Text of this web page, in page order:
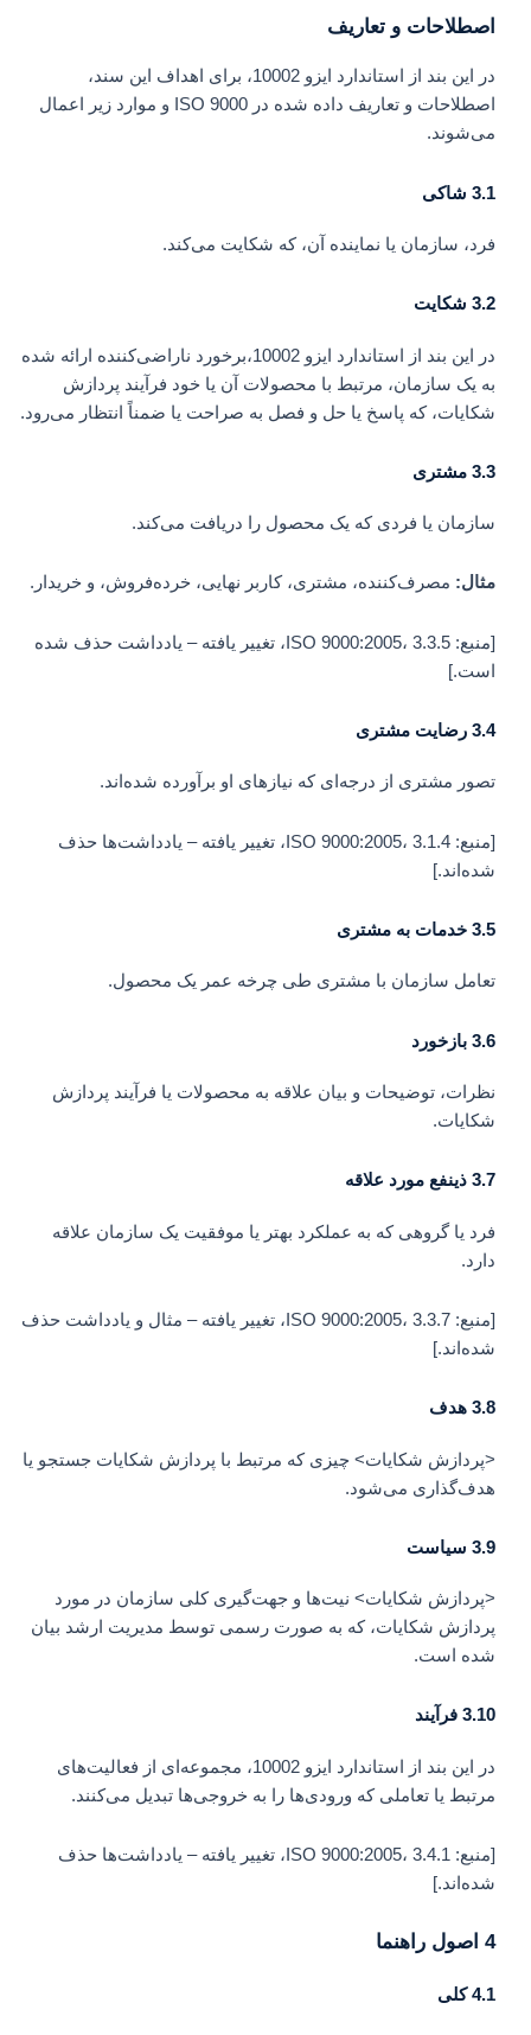
اصطلاحات و تعاریف
در این بند از استاندارد ایزو 10002، برای اهداف این سند،
اصطلاحات و تعاریف داده شده در ISO 9000 و موارد زیر اعمال
می‌شوند.
3.1 شاکی
فرد، سازمان یا نماینده آن، که شکایت می‌کند.
3.2 شکایت
در این بند از استاندارد ایزو 10002،برخورد ناراضی‌کننده ارائه شده
به یک سازمان، مرتبط با محصولات آن یا خود فرآیند پردازش
شکایات، که پاسخ یا حل و فصل به صراحت یا ضمناً انتظار می‌رود.
3.3مشتری
سازمان یا فردی که یک محصول را دریافت می‌کند.
مثال:مصرف‌کننده، مشتری، کاربر نهایی، خرده‌فروش، و خریدار.
[منبع: ISO 9000:2005، 3.3.5، تغییر یافته – یادداشت حذف شده
است.]
3.4رضایت مشتری
تصور مشتری از درجه‌ای که نیازهای او برآورده شده‌اند.
[منبع: ISO 9000:2005، 3.1.4، تغییر یافته – یادداشت‌ها حذف
شده‌اند.]
3.5خدمات به مشتری
تعامل سازمان با مشتری طی چرخه عمر یک محصول.
3.6بازخورد
نظرات، توضیحات و بیان علاقه به محصولات یا فرآیند پردازش
شکایات.
3.7ذینفع مورد علاقه
فرد یا گروهی که به عملکرد بهتر یا موفقیت یک سازمان علاقه
دارد.
[منبع: ISO 9000:2005، 3.3.7، تغییر یافته – مثال و یادداشت حذف
شده‌اند.]
3.8هدف
<پردازش شکایات> چیزی که مرتبط با پردازش شکایات جستجو یا
هدف‌گذاری می‌شود.
3.9سیاست
<پردازش شکایات> نیت‌ها و جهت‌گیری کلی سازمان در مورد
پردازش شکایات، که به صورت رسمی توسط مدیریت ارشد بیان
شده است.
3.10فرآیند
در این بند از استاندارد ایزو 10002، مجموعه‌ای از فعالیت‌های
مرتبط یا تعاملی که ورودی‌ها را به خروجی‌ها تبدیل می‌کنند.
[منبع: ISO 9000:2005، 3.4.1، تغییر یافته – یادداشت‌ها حذف
شده‌اند.]
4 اصول راهنما
4.1 کلی